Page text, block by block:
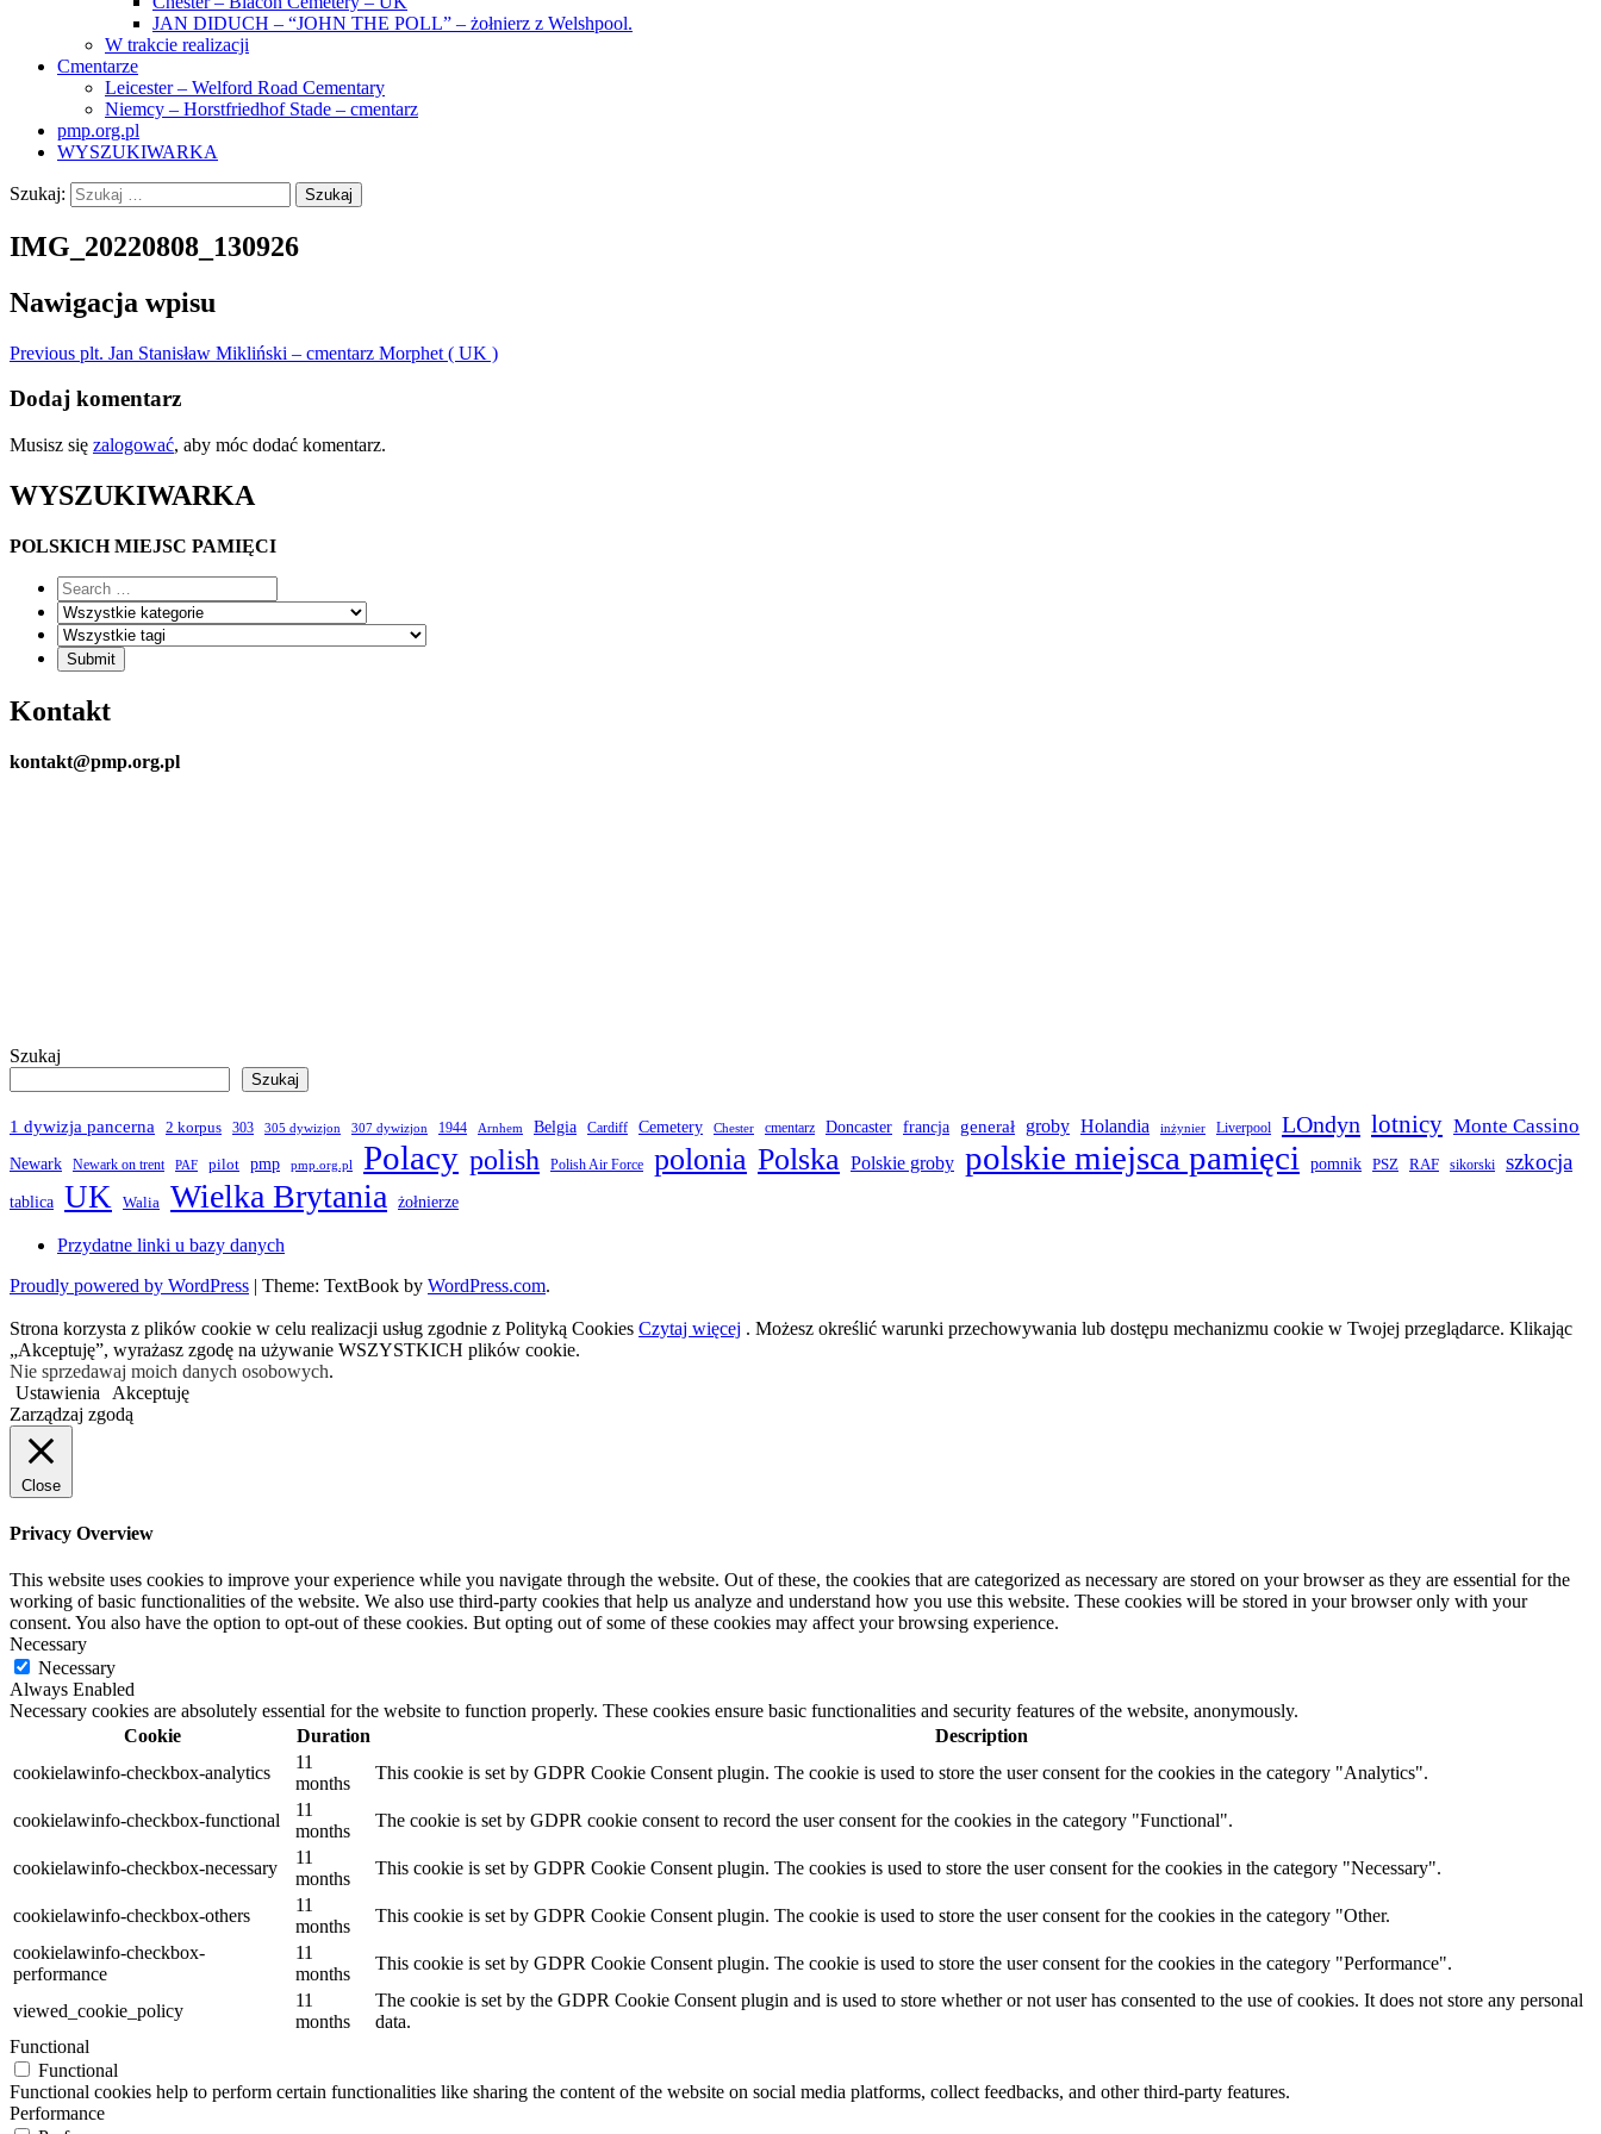
JAN DIDUCH – “JOHN THE POLL” – żołnierz z Welshpool.
W trakcie realizacji
Cmentarze
Leicester – Welford Road Cementary
Niemcy – Horstfriedhof Stade – cmentarz
pmp.org.pl
WYSZUKIWARKA
Szukaj:
IMG_20220808_130926
Nawigacja wpisu
Previous plt. Jan Stanisław Mikliński – cmentarz Morphet ( UK )
Dodaj komentarz
Musisz się zalogować, aby móc dodać komentarz.
WYSZUKIWARKA
POLSKICH MIEJSC PAMIĘCI
Kontakt
kontakt@pmp.org.pl
Szukaj
Szukaj
1 dywizja pancerna 2 korpus 303 305 dywizjon 307 dywizjon 1944 Arnhem Belgia Cardiff Cemetery Chester cmentarz Doncaster francja generał groby Holandia inżynier Liverpool LOndyn lotnicy Monte Cassino
Newark Newark on trent PAF pilot pmp pmp.org.pl Polacy polish Polish Air Force polonia Polska Polskie groby polskie miejsca pamięci pomnik PSZ RAF sikorski szkocja
tablica UK Walia Wielka Brytania żołnierze
Przydatne linki u bazy danych
Proudly powered by WordPress | Theme: TextBook by WordPress.com.
Strona korzysta z plików cookie w celu realizacji usług zgodnie z Polityką Cookies Czytaj więcej . Możesz określić warunki przechowywania lub dostępu mechanizmu cookie w Twojej przeglądarce. Klikając
„Akceptuję”, wyrażasz zgodę na używanie WSZYSTKICH plików cookie.
Nie sprzedawaj moich danych osobowych.
Ustawienia
Akceptuję
Zarządzaj zgodą
Close
Privacy Overview
This website uses cookies to improve your experience while you navigate through the website. Out of these, the cookies that are categorized as necessary are stored on your browser as they are essential for the
working of basic functionalities of the website. We also use third-party cookies that help us analyze and understand how you use this website. These cookies will be stored in your browser only with your
consent. You also have the option to opt-out of these cookies. But opting out of some of these cookies may affect your browsing experience.
Necessary
Necessary
Always Enabled
Necessary cookies are absolutely essential for the website to function properly. These cookies ensure basic functionalities and security features of the website, anonymously.
Cookie
Duration
Description
cookielawinfo-checkbox-analytics
11
months
This cookie is set by GDPR Cookie Consent plugin. The cookie is used to store the user consent for the cookies in the category "Analytics".
cookielawinfo-checkbox-functional
11
months
The cookie is set by GDPR cookie consent to record the user consent for the cookies in the category "Functional".
cookielawinfo-checkbox-necessary
11
months
This cookie is set by GDPR Cookie Consent plugin. The cookies is used to store the user consent for the cookies in the category "Necessary".
cookielawinfo-checkbox-others
11
months
This cookie is set by GDPR Cookie Consent plugin. The cookie is used to store the user consent for the cookies in the category "Other.
cookielawinfo-checkbox-
performance
11
months
This cookie is set by GDPR Cookie Consent plugin. The cookie is used to store the user consent for the cookies in the category "Performance".
viewed_cookie_policy
11
months
The cookie is set by the GDPR Cookie Consent plugin and is used to store whether or not user has consented to the use of cookies. It does not store any personal
data.
Functional
Functional
Functional cookies help to perform certain functionalities like sharing the content of the website on social media platforms, collect feedbacks, and other third-party features.
Performance